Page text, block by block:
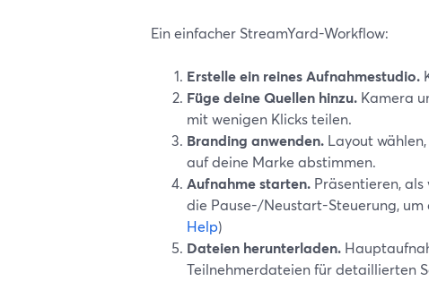
Ein einfacher StreamYard-Workflow:
Erstelle ein reines Aufnahmestudio.
Füge deine Quellen hinzu. Kamera
mit wenigen Klicks teilen.
Branding anwenden. Layout
auf deine Marke abstimmen.
Aufnahme starten. Präsentieren,
die Pause-/Neustart-Steuerung,
Help)
Dateien herunterladen.
Teilnehmerdateien für detaillierten